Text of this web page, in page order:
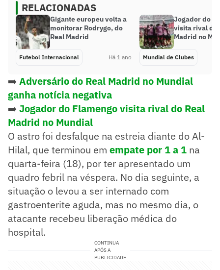
RELACIONADAS
Gigante europeu volta a
monitorar Rodrygo, do
Real Madrid
Futebol Internacional Há 1 ano
Jogador do
visita rival do
Madrid no
Mundial de Clubes
➡️ Adversário do Real Madrid no Mundial
ganha notícia negativa
➡️ Jogador do Flamengo visita rival do Real
Madrid no Mundial
O astro foi desfalque na estreia diante do Al-
Hilal, que terminou em empate por 1 a 1 na
quarta-feira (18), por ter apresentado um
quadro febril na véspera. No dia seguinte, a
situação o levou a ser internado com
gastroenterite aguda, mas no mesmo dia, o
atacante recebeu liberação médica do
hospital.
CONTINUA
APÓS A
PUBLICIDADE